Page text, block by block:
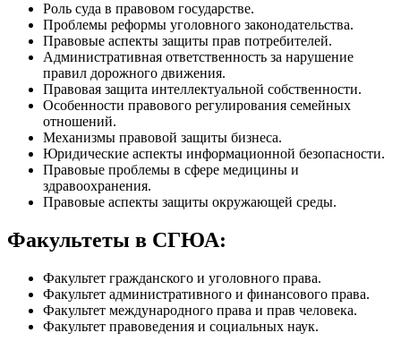
Роль суда в правовом государстве.
Проблемы реформы уголовного законодательства.
Правовые аспекты защиты прав потребителей.
Административная ответственность за нарушение
правил дорожного движения.
Правовая защита интеллектуальной собственности.
Особенности правового регулирования семейных
отношений.
Механизмы правовой защиты бизнеса.
Юридические аспекты информационной безопасности.
Правовые проблемы в сфере медицины и
здравоохранения.
Правовые аспекты защиты окружающей среды.
Факультеты в СГЮА:
Факультет гражданского и уголовного права.
Факультет административного и финансового права.
Факультет международного права и прав человека.
Факультет правоведения и социальных наук.